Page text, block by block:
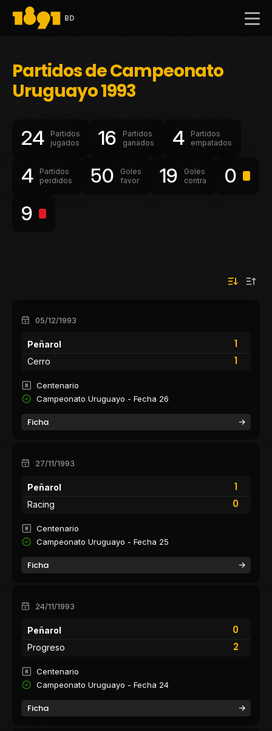
BD
Partidos de Campeonato
Uruguayo 1993
24
Partidos
jugados
16
Partidos
ganados
4
Partidos
empatados
4
Partidos
perdidos
50
Goles
favor
19
Goles
contra
0
9
05/12/1993
Peñarol
1
1
Cerro
Centenario
Campeonato Uruguayo - Fecha 26
Ficha
27/11/1993
Peñarol
1
0
Racing
Centenario
Campeonato Uruguayo - Fecha 25
Ficha
24/11/1993
Peñarol
0
2
Progreso
Centenario
Campeonato Uruguayo - Fecha 24
Ficha